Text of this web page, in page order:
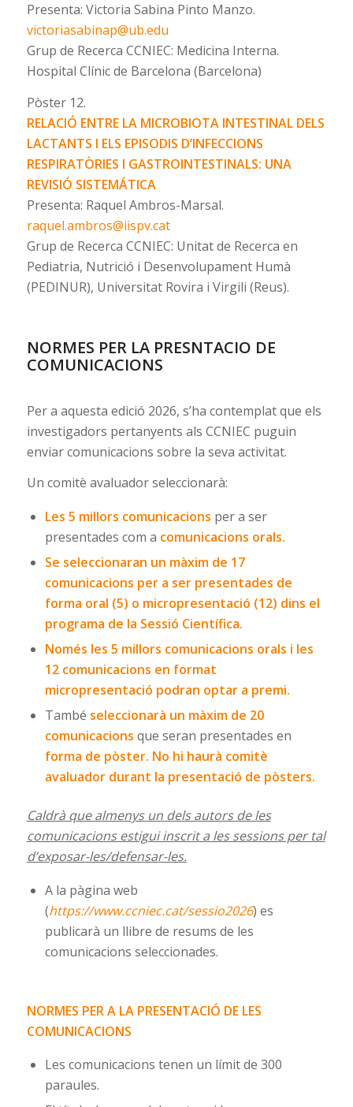
Presenta: Victoria Sabina Pinto Manzo.
victoriasabinap@ub.edu
Grup de Recerca CCNIEC: Medicina Interna.
Hospital Clínic de Barcelona (Barcelona)
Pòster 12.
RELACIÓ ENTRE LA MICROBIOTA INTESTINAL DELS
LACTANTS I ELS EPISODIS D’INFECCIONS
RESPIRATÒRIES I GASTROINTESTINALS: UNA
REVISIÓ SISTEMÁTICA
Presenta: Raquel Ambros-Marsal.
raquel.ambros@iispv.cat
Grup de Recerca CCNIEC: Unitat de Recerca en
Pediatria, Nutrició i Desenvolupament Humà
(PEDINUR), Universitat Rovira i Virgili (Reus).
NORMES PER LA PRESNTACIO DE
COMUNICACIONS
Per a aquesta edició 2026, s’ha contemplat que els
investigadors pertanyents als CCNIEC puguin
enviar comunicacions sobre la seva activitat.
Un comitè avaluador seleccionarà:
Les 5 millors comunicacions per a ser
presentades com a comunicacions orals.
Se seleccionaran un màxim de 17
comunicacions per a ser presentades de
forma oral (5) o micropresentació (12) dins el
programa de la Sessió Científica.
Només les 5 millors comunicacions orals i les
12 comunicacions en format
micropresentació podran optar a premi.
També seleccionarà un màxim de 20
comunicacions que seran presentades en
forma de pòster. No hi haurà comitè
avaluador durant la presentació de pòsters.
Caldrà que almenys un dels autors de les
comunicacions estigui inscrit a les sessions per tal
d’exposar-les/defensar-les.
A la pàgina web
(https://www.ccniec.cat/sessio2026) es
publicarà un llibre de resums de les
comunicacions seleccionades.
NORMES PER A LA PRESENTACIÓ DE LES
COMUNICACIONS
Les comunicacions tenen un límit de 300
paraules.